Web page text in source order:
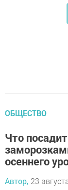
ОБЩЕСТВО
Что
осеннего
Автор, 23